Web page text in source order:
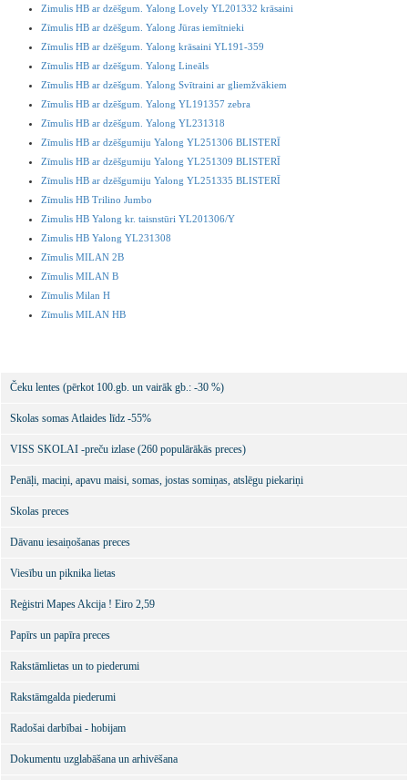
Zimulis HB ar dzēšgum. Yalong Lovely YL201332 krāsaini
Zīmulis HB ar dzēšgum. Yalong Jūras iemītnieki
Zīmulis HB ar dzēšgum. Yalong krāsaini YL191-359
Zīmulis HB ar dzēšgum. Yalong Lineāls
Zīmulis HB ar dzēšgum. Yalong Svītraini ar gliemžvākiem
Zīmulis HB ar dzēšgum. Yalong YL191357 zebra
Zīmulis HB ar dzēšgum. Yalong YL231318
Zīmulis HB ar dzēšgumiju Yalong YL251306 BLISTERĪ
Zīmulis HB ar dzēšgumiju Yalong YL251309 BLISTERĪ
Zīmulis HB ar dzēšgumiju Yalong YL251335 BLISTERĪ
Zīmulis HB Trilino Jumbo
Zimulis HB Yalong kr. taisnstūri YL201306/Y
Zimulis HB Yalong YL231308
Zīmulis MILAN 2B
Zīmulis MILAN B
Zīmulis Milan H
Zīmulis MILAN HB
Čeku lentes (pērkot 100.gb. un vairāk gb.: -30 %)
Skolas somas Atlaides līdz -55%
VISS SKOLAI -preču izlase (260 populārākās preces)
Penāļi, maciņi, apavu maisi, somas, jostas somiņas, atslēgu piekariņi
Skolas preces
Dāvanu iesaiņošanas preces
Viesību un piknika lietas
Reģistri Mapes Akcija ! Eiro 2,59
Papīrs un papīra preces
Rakstāmlietas un to piederumi
Rakstāmgalda piederumi
Radošai darbībai - hobijam
Dokumentu uzglabāšana un arhivēšana